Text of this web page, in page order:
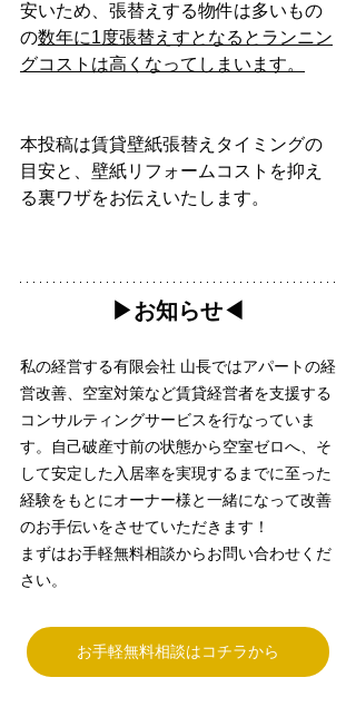
安いため、張替えする物件は多いもの
の数年に1度張替えすとなるとランニン
グコストは高くなってしまいます。
本投稿は賃貸壁紙張替えタイミングの
目安と、壁紙リフォームコストを抑え
る裏ワザをお伝えいたします。
▶︎お知らせ◀︎
私の経営する有限会社 山長ではアパートの経
営改善、空室対策など賃貸経営者を支援する
コンサルティングサービスを行なっていま
す。自己破産寸前の状態から空室ゼロへ、そ
して安定した入居率を実現するまでに至った
経験をもとにオーナー様と一緒になって改善
のお手伝いをさせていただきます！
まずはお手軽無料相談からお問い合わせくだ
さい。
お手軽無料相談はコチラから